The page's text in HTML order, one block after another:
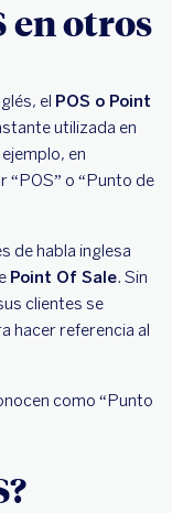
en otros
el POS o Point
utilizada en
en
“POS” o “Punto de
de habla inglesa
Point Of Sale. Sin
clientes se
hacer referencia al
como “Punto